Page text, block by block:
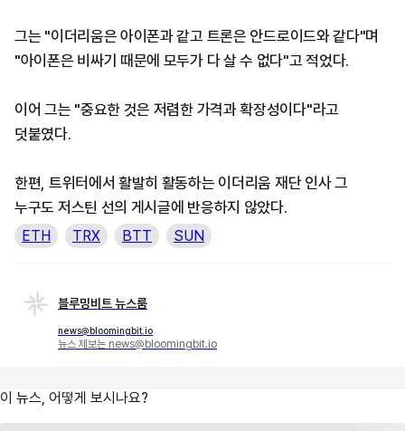
그는 "이더리움은 아이폰과 같고 트론은 안드로이드와 같다"며
"아이폰은 비싸기 때문에 모두가 다 살 수 없다"고 적었다.
이어 그는 "중요한 것은 저렴한 가격과 확장성이다"라고
덧붙였다.
한편, 트위터에서 활발히 활동하는 이더리움 재단 인사 그
누구도 저스틴 선의 게시글에 반응하지 않았다.
ETH TRX BTT SUN
블루밍비트 뉴스룸
news@bloomingbit.io
뉴스 제보는 news@bloomingbit.io
이 뉴스, 어떻게 보시나요?